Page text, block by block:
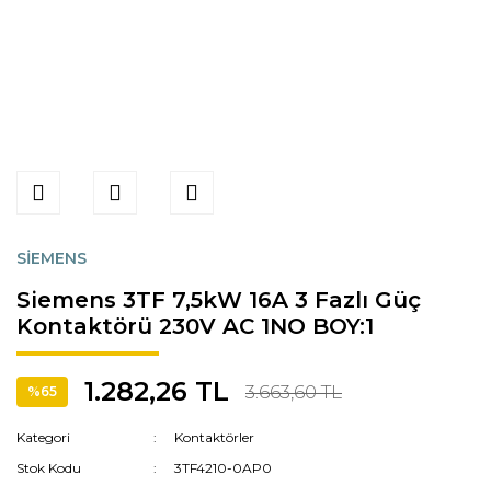
SİEMENS
Siemens 3TF 7,5kW 16A 3 Fazlı Güç
Kontaktörü 230V AC 1NO BOY:1
%65 1.282,26 TL 3.663,60 TL
Kategori
Kontaktörler
Stok Kodu
3TF4210-0AP0